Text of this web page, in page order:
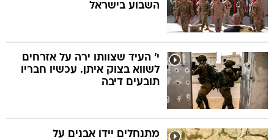
השבוע בישראל
י' העיד שצוותו ירה על אזרחים
לשווא בצוק איתן. עכשיו חבריו
תובעים דיבה
מתנחלים יידו אבנים על